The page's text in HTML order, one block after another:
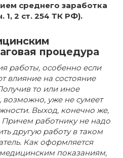
среднего заработка
1, 2 ст. 254 ТК РФ).
процедура
работы, особенно если
влияние на состояние
то или иное
возможно, уже не сумеет
Выход, конечно же,
Причем работнику не надо
другую работу в таком
Как оформляется
показаниям,